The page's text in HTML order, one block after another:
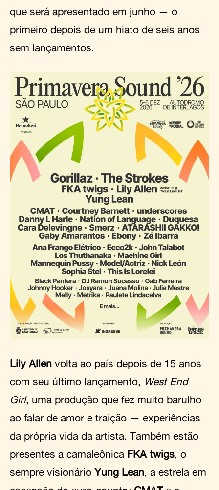
que será apresentado em junho — o
primeiro depois de um hiato de seis anos
sem lançamentos.
Lily Allen volta ao país depois de 15 anos
com seu último lançamento, West End
Girl, uma produção que fez muito barulho
ao falar de amor e traição — experiências
da própria vida da artista. Também estão
presentes a camaleônica FKA twigs, o
sempre visionário Yung Lean, a estrela em